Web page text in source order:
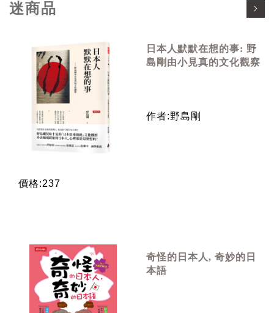
迷商品
日本人默默在想的事: 野
島剛由小見真的文化觀察
作者:野島剛
價格:237
奇怪的日本人, 奇妙的日
本語